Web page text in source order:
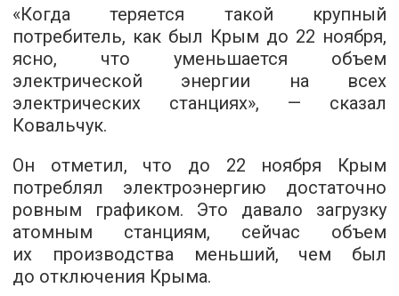
«Когда теряется такой крупный
потребитель, как был Крым до 22 ноября,
ясно, что уменьшается объем
электрической энергии на всех
электрических станциях», — сказал
Ковальчук.
Он отметил, что до 22 ноября Крым
потреблял электроэнергию достаточно
ровным графиком. Это давало загрузку
атомным станциям, сейчас объем
их производства меньший, чем был
до отключения Крыма.